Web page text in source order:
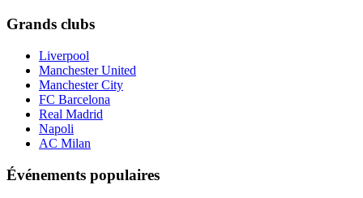
Grands clubs
Liverpool
Manchester United
Manchester City
FC Barcelona
Real Madrid
Napoli
AC Milan
Événements populaires